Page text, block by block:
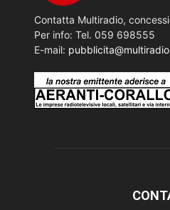
Contatta Multiradio,
Per info: Tel. 059 698555
E-mail: